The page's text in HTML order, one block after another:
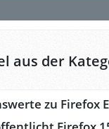
aus der
zu Firefox